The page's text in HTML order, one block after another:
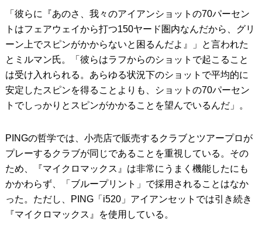
「彼らに『あのさ、我々のアイアンショットの70パーセン
トはフェアウェイから打つ150ヤード圏内なんだから、グリ
ーン上でスピンがかからないと困るんだよ』」と言われた
とミルマン氏。「彼らはラフからのショットで起こること
は受け入れられる。あらゆる状況下のショットで平均的に
安定したスピンを得ることよりも、ショットの70パーセン
トでしっかりとスピンがかかることを望んでいるんだ」。
PINGの哲学では、小売店で販売するクラブとツアープロが
プレーするクラブが同じであることを重視している。その
ため、『マイクロマックス』は非常にうまく機能したにも
かかわらず、「ブループリント」で採用されることはなか
った。ただし、PING「i520」アイアンセットでは引き続き
『マイクロマックス』を使用している。